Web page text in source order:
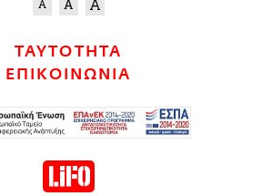
ΤΑΥΤΟΤΗΤΑ
ΕΠΙΚΟΙΝΩΝΙΑ